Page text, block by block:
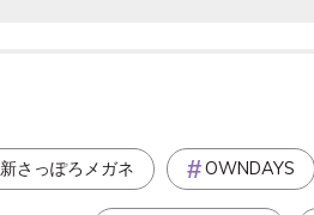
新さっぽろメガネ OWNDAYS